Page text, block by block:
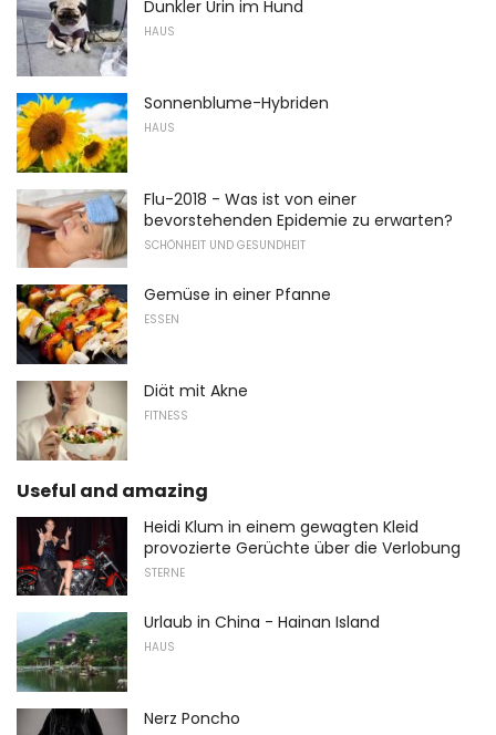
Dunkler Urin im Hund
HAUS
Sonnenblume-Hybriden
HAUS
Flu-2018 - Was ist von einer
bevorstehenden Epidemie zu erwarten?
SCHÖNHEIT UND GESUNDHEIT
Gemüse in einer Pfanne
ESSEN
Diät mit Akne
FITNESS
Useful and amazing
Heidi Klum in einem gewagten Kleid
provozierte Gerüchte über die Verlobung
STERNE
Urlaub in China - Hainan Island
HAUS
Nerz Poncho